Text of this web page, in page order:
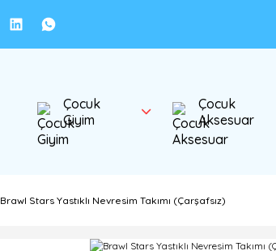
Çocuk
Giyim
Çocuk
Aksesuar
Brawl Stars Yastıklı Nevresim Takımı (Çarşafsız)